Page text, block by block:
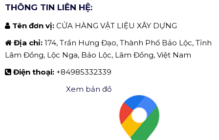
THÔNG TIN LIÊN HỆ:
Tên đơn vị: CỬA HÀNG VẬT LIỆU XÂY DỰNG
Địa chỉ: 174, Trần Hưng Đạo, Thành Phố Bảo Lộc, Tỉnh
Lâm Đồng, Lộc Nga, Bảo Lộc, Lâm Đồng, Việt Nam
Điện thoại: +84985332339
Xem bản đồ